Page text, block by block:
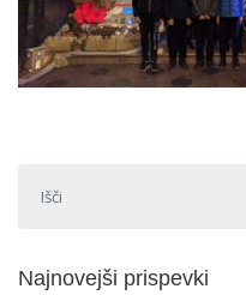
Najnovejši prispevki